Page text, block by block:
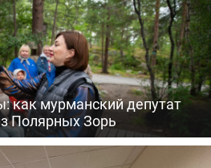
как мурманский депутат
Полярных Зорь